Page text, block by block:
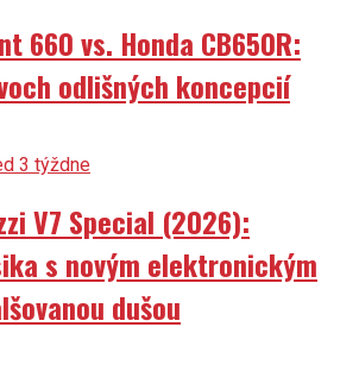
660 vs. Honda CB650R:
odlišných koncepcií
3 týždne
V7 Special (2026):
s novým elektronickým
dušou